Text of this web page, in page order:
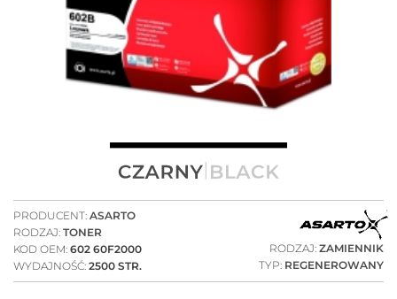
PRODUCENT: ASARTO
RODZAJ: TONER
KOD OEM: 602 60F2000
WYDAJNOŚĆ: 2500 STR.
RODZAJ: ZAMIENNIK
TYP: REGENEROWANY